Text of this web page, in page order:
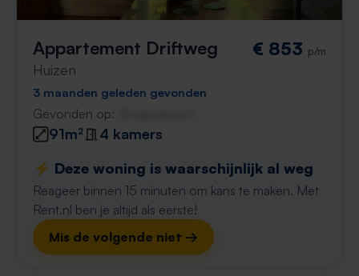
Appartement Driftweg
Huizen
€ 853 p/m
3 maanden geleden gevonden
Gevonden op:
91m²
4 kamers
⚡️ Deze woning is waarschijnlijk al weg
Reageer binnen 15 minuten om kans te maken. Met
Rent.nl ben je altijd als eerste!
Mis de volgende niet →